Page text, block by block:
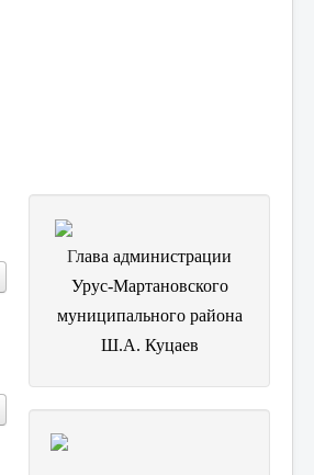
Глава администрации
Урус-Мартановского
муниципального района
Ш.А. Куцаев